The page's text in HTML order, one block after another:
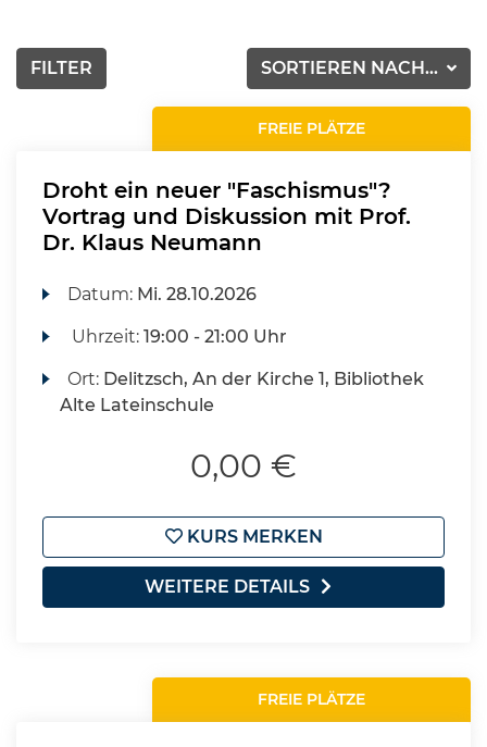
SORTIEREN NACH...
FILTER
FREIE PLÄTZE
Droht ein neuer "Faschismus"?
Vortrag und Diskussion mit Prof.
Dr. Klaus Neumann
Datum: Mi. 28.10.2026
Uhrzeit:19:00 - 21:00 Uhr
Ort: Delitzsch, An der Kirche 1, Bibliothek
Alte Lateinschule
0,00 €
KURS MERKEN
WEITERE DETAILS
FREIE PLÄTZE